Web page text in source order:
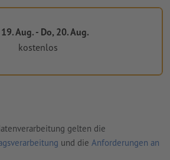
Aug. - Do, 20. Aug.
kostenlos
gelten die
und die Anforderungen an